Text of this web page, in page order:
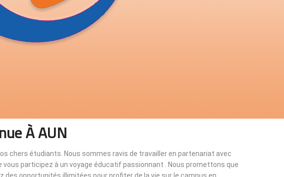
À AUN
chers étudiants. Nous sommes ravis de travailler en partenariat avec
vous participez à un voyage éducatif passionnant . Nous promettons que
des opportunités illimitées pour profiter de la vie sur le campus en